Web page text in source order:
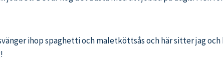
ihop spaghetti och maletköttsås och här sitter jag